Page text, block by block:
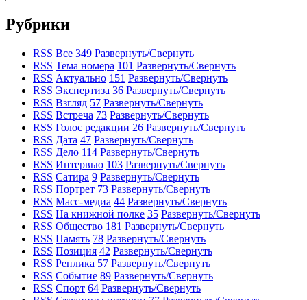
Рубрики
RSS Все 349 Развернуть/Свернуть
RSS Тема номера 101 Развернуть/Свернуть
RSS Актуально 151 Развернуть/Свернуть
RSS Экспертиза 36 Развернуть/Свернуть
RSS Взгляд 57 Развернуть/Свернуть
RSS Встреча 73 Развернуть/Свернуть
RSS Голос редакции 26 Развернуть/Свернуть
RSS Дата 47 Развернуть/Свернуть
RSS Дело 114 Развернуть/Свернуть
RSS Интервью 103 Развернуть/Свернуть
RSS Сатира 9 Развернуть/Свернуть
RSS Портрет 73 Развернуть/Свернуть
RSS Масс-медиа 44 Развернуть/Свернуть
RSS На книжной полке 35 Развернуть/Свернуть
RSS Общество 181 Развернуть/Свернуть
RSS Память 78 Развернуть/Свернуть
RSS Позиция 42 Развернуть/Свернуть
RSS Реплика 57 Развернуть/Свернуть
RSS Событие 89 Развернуть/Свернуть
RSS Спорт 64 Развернуть/Свернуть